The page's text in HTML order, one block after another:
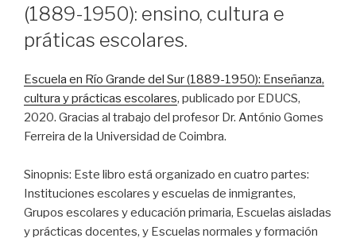
(1889-1950): ensino, cultura e
práticas escolares.
Escuela en Río Grande del Sur (1889-1950): Enseñanza,
cultura y prácticas escolares, publicado por EDUCS,
2020. Gracias al trabajo del profesor Dr. António Gomes
Ferreira de la Universidad de Coimbra.
Sinopnis: Este libro está organizado en cuatro partes:
Instituciones escolares y escuelas de inmigrantes,
Grupos escolares y educación primaria, Escuelas aisladas
y prácticas docentes, y Escuelas normales y formación